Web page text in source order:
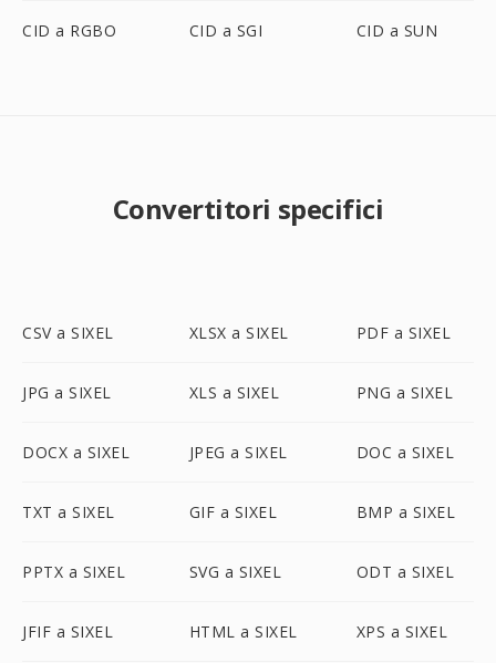
CID a RGBO CID a SGI CID a SUN
Convertitori specifici
CSV a SIXEL XLSX a SIXEL PDF a SIXEL
JPG a SIXEL XLS a SIXEL PNG a SIXEL
DOCX a SIXEL JPEG a SIXEL DOC a SIXEL
TXT a SIXEL GIF a SIXEL BMP a SIXEL
PPTX a SIXEL SVG a SIXEL ODT a SIXEL
JFIF a SIXEL HTML a SIXEL XPS a SIXEL